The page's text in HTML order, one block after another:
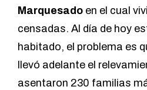
Marquesado en el cual
censadas. Al día de hoy
habitado, el problema es
llevó adelante el
asentaron 230 familias